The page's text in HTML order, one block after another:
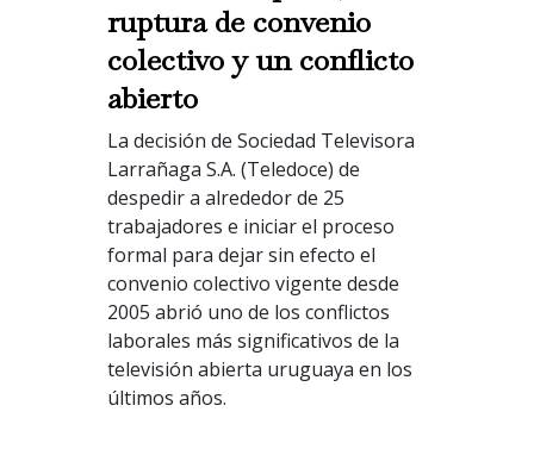
ruptura de convenio
colectivo y un conflicto
abierto
La decisión de Sociedad Televisora
Larrañaga S.A. (Teledoce) de
despedir a alrededor de 25
trabajadores e iniciar el proceso
formal para dejar sin efecto el
convenio colectivo vigente desde
2005 abrió uno de los conflictos
laborales más significativos de la
televisión abierta uruguaya en los
últimos años.